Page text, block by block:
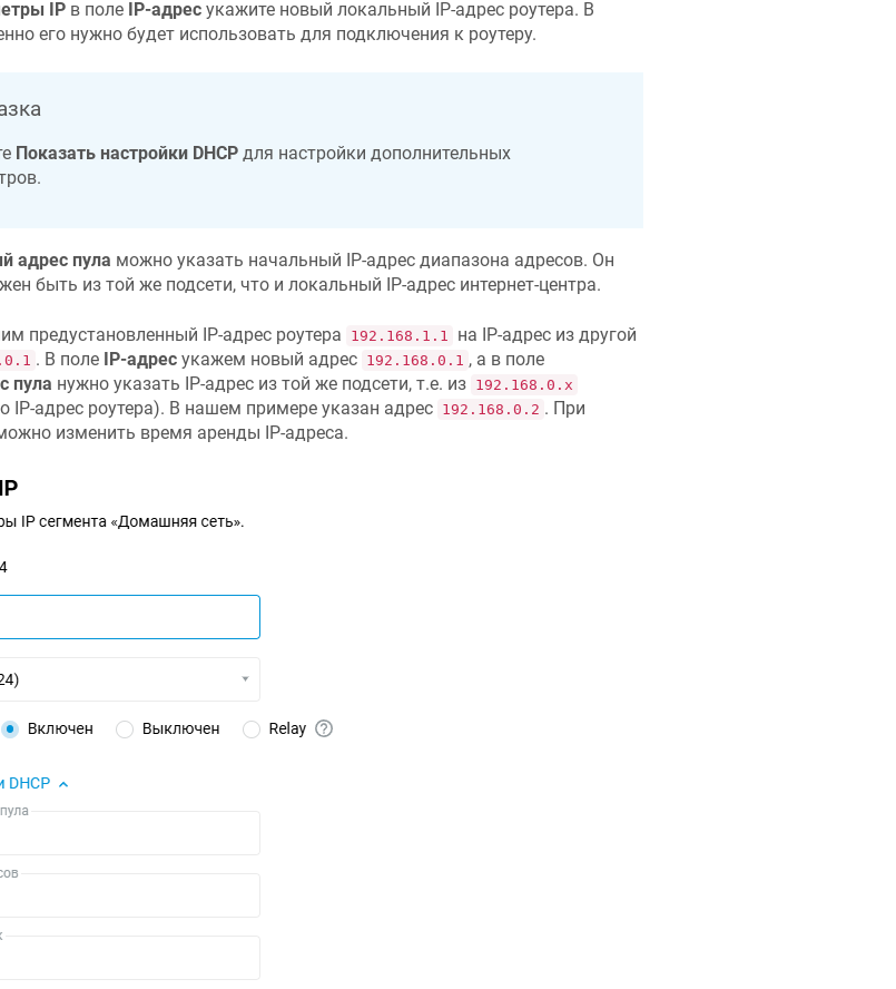
IPв поле IP-адресукажите новый локальный IP-адрес роутера. В
его нужно будет использовать для подключения к роутеру.
Показать настройки DHCPдля настройки дополнительных
адрес пула можно указать начальный IP-адрес диапазона адресов. Он
быть из той же подсети, что и локальный IP-адрес интернет-центра.
предустановленный IP-адрес роутера 192.168.1.1
на IP-адрес из другой
. В поле IP-адресукажем новый адрес 192.168.0.1 , а в поле
пула нужно указать IP-адрес из той же подсети, т.е. из 192.168.0.x
IP-адрес роутера). В нашем примере указан адрес 192.168.0.2 . При
изменить время аренды IP-адреса.